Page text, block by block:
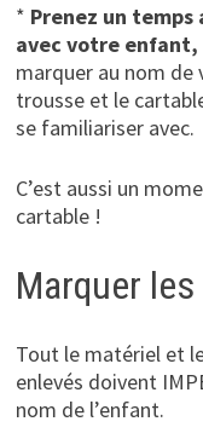
* Prenez un
avec votre
marquer au nom de
trousse et le
se familiariser avec.
C’est aussi un
cartable !
Marquer
Tout le matériel et
enlevés doivent
nom de l’enfant.